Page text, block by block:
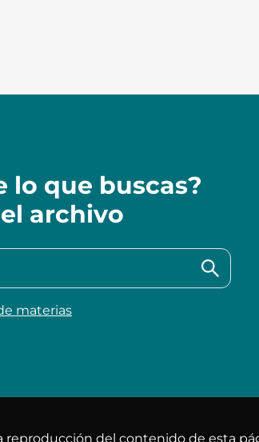
lo que buscas?
archivo
materias
reproducción del contenido de esta